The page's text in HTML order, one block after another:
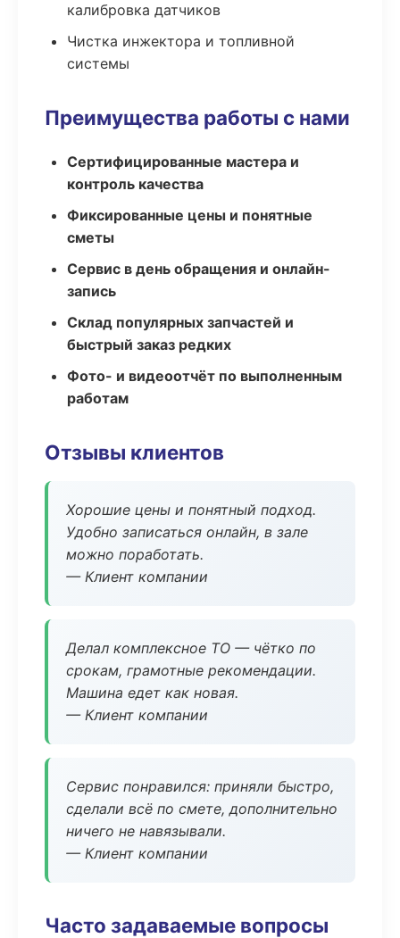
калибровка датчиков
Чистка инжектора и топливной
системы
Преимущества работы с нами
Сертифицированные мастера и
контроль качества
Фиксированные цены и понятные
сметы
Сервис в день обращения и онлайн-
запись
Склад популярных запчастей и
быстрый заказ редких
Фото- и видеоотчёт по выполненным
работам
Отзывы клиентов
Хорошие цены и понятный подход.
Удобно записаться онлайн, в зале
можно поработать.
— Клиент компании
Делал комплексное ТО — чётко по
срокам, грамотные рекомендации.
Машина едет как новая.
— Клиент компании
Сервис понравился: приняли быстро,
сделали всё по смете, дополнительно
ничего не навязывали.
— Клиент компании
Часто задаваемые вопросы